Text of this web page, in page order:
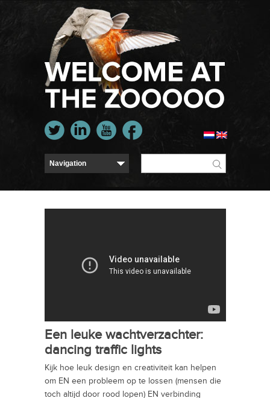
Een leuke wachtverzachter:
dancing traffic lights
Kijk hoe leuk design en creativiteit kan helpen
om EN een probleem op te lossen (mensen die
toch altijd door rood lopen) EN verbinding